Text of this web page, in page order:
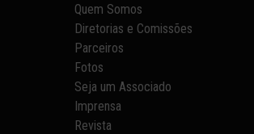
Quem Somos
Diretorias e Comissões
Parceiros
Fotos
Seja um Associado
Imprensa
Revista